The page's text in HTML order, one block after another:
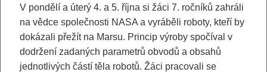
V pondělí a úterý 4. a 5. října si žáci 7. ročníků zahráli
na vědce společnosti NASA a vyráběli roboty, kteří by
dokázali přežít na Marsu. Princip výroby spočíval v
dodržení zadaných parametrů obvodů a obsahů
jednotlivých částí těla robotů. Žáci pracovali se